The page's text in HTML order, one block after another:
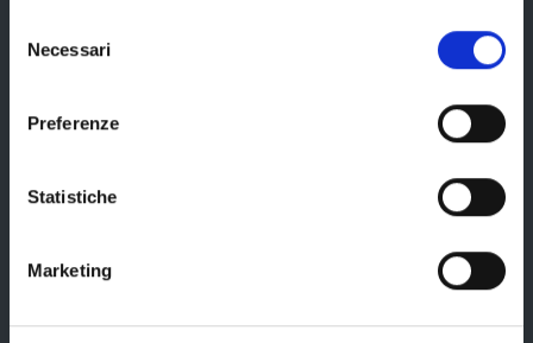
tasto "Rifiuta".
delNecessari
Preferenze
Statistiche
Marketing
Conferenza Territoriale Sociale e Sanitaria (CTSS)
Istruzione
Osservatori e statistiche